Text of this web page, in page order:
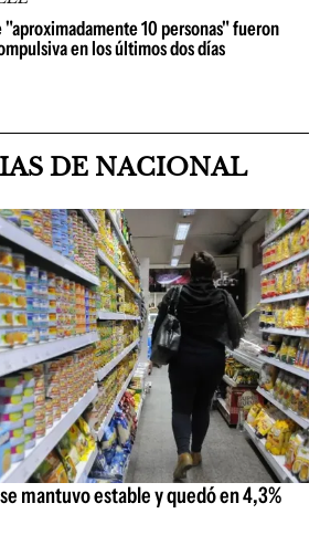
"aproximadamente 10 personas" fueron
en los últimos dos días
DE NACIONAL
mantuvo estable y quedó en 4,3%